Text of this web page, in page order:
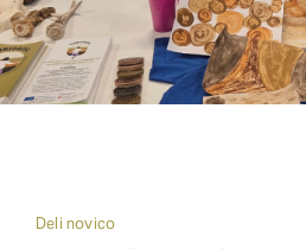
O projektu
Deli novico